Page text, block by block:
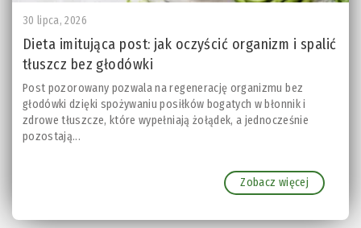
30 lipca, 2026
Dieta imitująca post: jak oczyścić organizm i spalić
tłuszcz bez głodówki
Post pozorowany pozwala na regenerację organizmu bez
głodówki dzięki spożywaniu posiłków bogatych w błonnik i
zdrowe tłuszcze, które wypełniają żołądek, a jednocześnie
pozostają...
Zobacz więcej